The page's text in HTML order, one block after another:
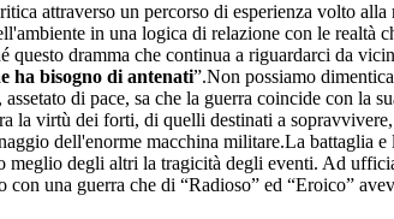
attraverso un percorso di esperienza volto
in una logica di relazione con le
dramma che continua a riguardarci da
ha bisogno di antenati”.Non possiamo
di pace, sa che la guerra coincide con
la virtù dei forti, di quelli destinati a
dell'enorme macchina militare.La battaglia
degli altri la tragicità degli eventi. Ad
una guerra che di “Radioso” ed “Eroico”